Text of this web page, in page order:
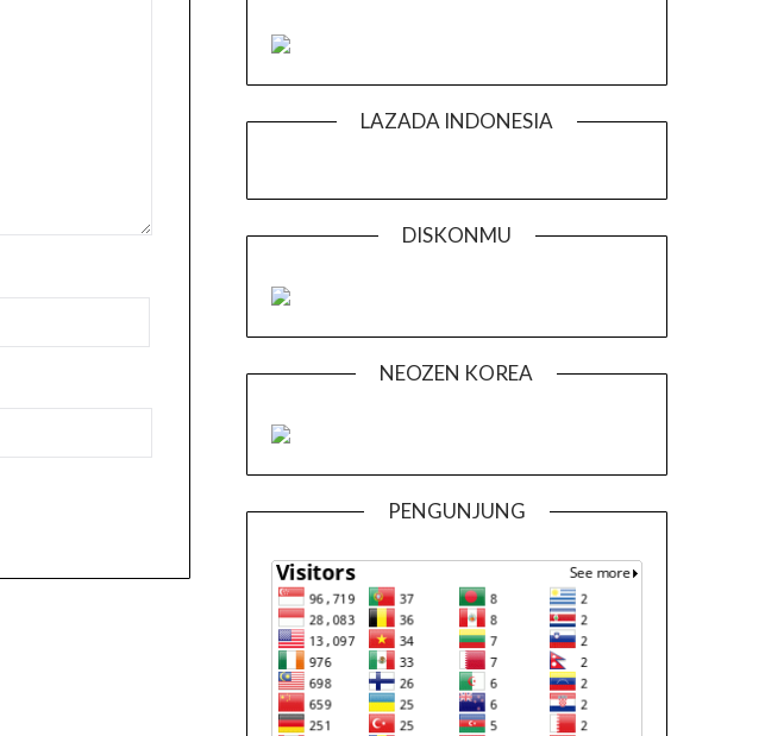
LAZADA INDONESIA
DISKONMU
NEOZEN KOREA
PENGUNJUNG